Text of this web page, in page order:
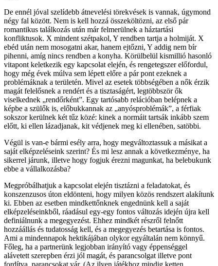
De ennél jóval szelídebb átnevelési törekvések is vannak, úgymond
négy fal között. Nem is kell hozzá összeköltözni, az első pár
romantikus találkozás után már felmerülnek a háztartási
konfliktusok. X mindent szétpakol, Y rendben tartja a holmiját. X
ebéd után nem mosogatni akar, hanem ejtőzni, Y addig nem bír
pihenni, amíg nincs rendben a konyha. Körülbelül kismillió hasonló
vitapont keletkezik egy kapcsolat elején, és rengetegszer előfordul,
hogy még évek múlva sem lépett előre a pár pont ezeknek a
problémáknak a területén. Mivel az esetek többségében a nők érzik
magát felelősnek a rendért és a tisztaságért, legtöbbször ők
viselkednek „rendőrként”. Egy tartósabb relációban belépnek a
képbe a szülők is, előbukkannak az „anyósproblémák”, a férfiak
sokszor kerülnek két tűz közé: kinek a normáit tartsák inkább szem
előtt, ki ellen lázadjanak, kit védjenek meg ki ellenében, satöbbi.
Végül is van-e bármi esély arra, hogy megváltoztassuk a másikat a
saját elképzeléseink szerint? És mi lesz annak a következménye, ha
sikerrel járunk, illetve hogy fogjuk érezni magunkat, ha belebukunk
ebbe a vállalkozásba?
Megpróbálhatjuk a kapcsolat elején tisztázni a feladatokat, és
konszenzusos úton eldönteni, hogy milyen közös rendszert alakítunk
ki. Ebben az esetben mindkettőnknek engednünk kell a saját
elképzeléseinkből, ráadásul egy-egy fontos változás idején újra kell
definiálnunk a megegyezést. Ehhez mindkét részről felnőtt
hozzáállás és tudatosság kell, és a megegyezés betartása is fontos.
Ami a mindennapok hektikájában olykor egyáltalán nem könnyű.
Főleg, ha a partnerünk legjobban irányító vagy éppenséggel
alávetett szerepben érzi jól magát, és parancsolgat illetve pont
fordítva, parancsokat vár. (Az ilyen játékhoz mindig ketten